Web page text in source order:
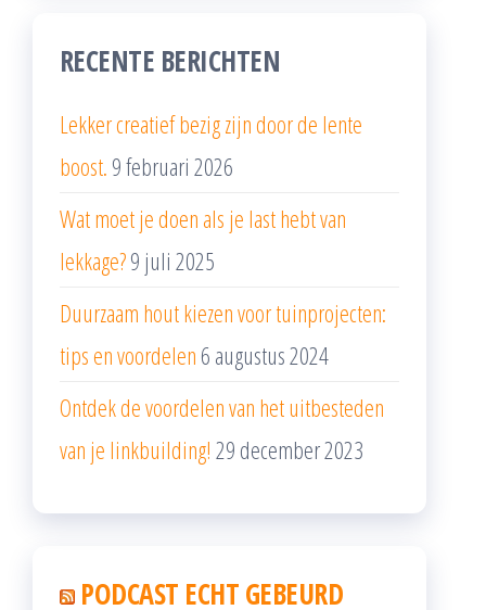
RECENTE BERICHTEN
Lekker creatief bezig zijn door de lente
boost. 9 februari 2026
Wat moet je doen als je last hebt van
lekkage?9 juli 2025
Duurzaam hout kiezen voor tuinprojecten:
tips en voordelen 6 augustus 2024
Ontdek de voordelen van het uitbesteden
van je linkbuilding! 29 december 2023
PODCAST ECHT GEBEURD